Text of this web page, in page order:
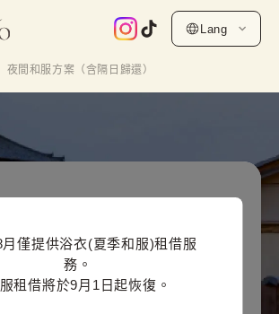
Lang
夜間和服方案（含隔日歸還）
僅提供浴衣(夏季和服)租借服
務。
租借將於9月1日起恢復。
稅)~